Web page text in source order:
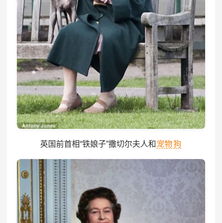
英国前首相“铁娘子”撒切尔夫人和 宠物狗